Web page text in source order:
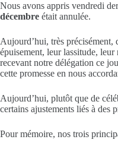
Nous avons appris vendredi
décembre était annulée.
Aujourd’hui, très précisément,
épuisement, leur lassitude,
recevant notre délégation ce
cette promesse en nous
Aujourd’hui, plutôt que de
certains ajustements liés à des
Pour mémoire, nos trois